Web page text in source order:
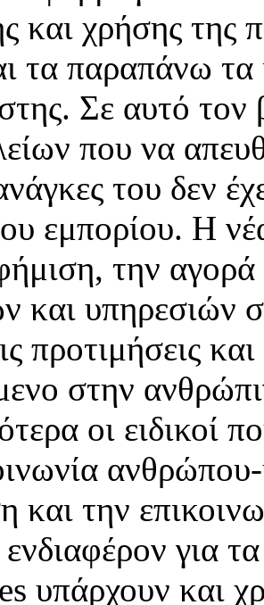
και χρήσης της
τα παραπάνω τα
Σε αυτό
που να
του δεν
εμπορίου. Η
την
και υπηρεσιών
προτιμήσεις
στην
οι ειδικοί
και την
ενδιαφέρον για
υπάρχουν και